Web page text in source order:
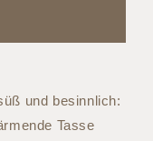
und besinnlich:
Tasse